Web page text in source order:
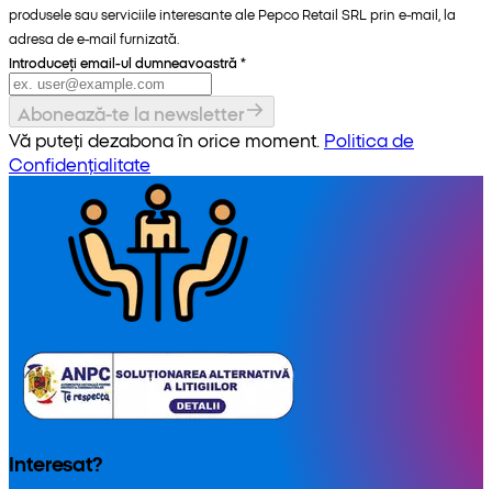
produsele sau serviciile interesante ale Pepco Retail SRL prin e-mail, la
adresa de e-mail furnizată.
Introduceți email-ul dumneavoastră *
Abonează-te la newsletter
Vă puteți dezabona în orice moment. Politica de
Confidențialitate
Interesat?